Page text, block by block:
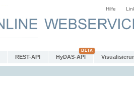
Hilfe
REST-API HyDAS-API